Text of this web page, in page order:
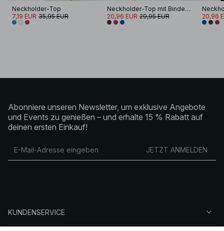
Neckholder-Top
7,19 EUR 35,95 EUR
Neckholder-Top mit Bindedetail
20,96 EUR 29,95 EUR 20,96
Abonniere unseren Newsletter, um exklusive Angebote
und Events zu genießen – und erhalte 15 % Rabatt auf
deinen ersten Einkauf!
JETZT ANMELDEN
KUNDENSERVICE